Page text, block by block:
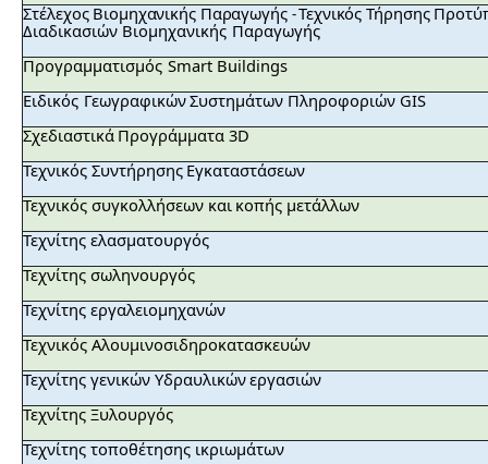
Στέλεχος Βιομηχανικής Παραγωγής -Τεχνικός Τήρησης
Διαδικασιών Βιομηχανικής Παραγωγής
Προγραμματισμός Smart Buildings
Ειδικός ΓεωγραφικώνΣυστημάτων Πληροφοριών GIS
Σχεδιαστικά Προγράμματα 3D
Τεχνικός Συντήρησης Εγκαταστάσεων
Τεχνικός συγκολλήσεων και κοπής μετάλλων
Τεχνίτης ελασματουργός
Τεχνίτης σωληνουργός
Τεχνίτης εργαλειομηχανών
Τεχνικός Αλουμινοσιδηροκατασκευών
Τεχνίτης γενικών Υδραυλικώνεργασιών
Τεχνίτης Ξυλουργός
Τεχνίτης τοποθέτησης ικριωμάτων